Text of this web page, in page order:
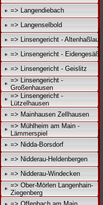
=> Langendiebach
=> Langenselbold
=> Linsengericht - Altenhaßlau
=> Linsengericht - Eidengesäß
=> Linsengericht - Geislitz
=> Linsengericht -
Großenhausen
=> Linsengericht -
Lützelhausen
=> Mainhausen Zellhausen
=> Mühlheim am Main -
Lämmerspiel
=> Nidda-Borsdorf
=> Nidderau-Heldenbergen
=> Nidderau-Windecken
=> Ober-Mörlen Langenhain-
Ziegenberg